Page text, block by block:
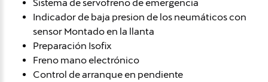
Sistema de servofreno de emergencia
Indicador de baja presion de los neumáticos con
sensor Montado en la llanta
Preparación Isofix
Freno mano electrónico
Control de arranque en pendiente